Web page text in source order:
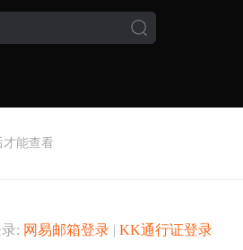
能查看
: 网易邮箱登录| KK通行证登录